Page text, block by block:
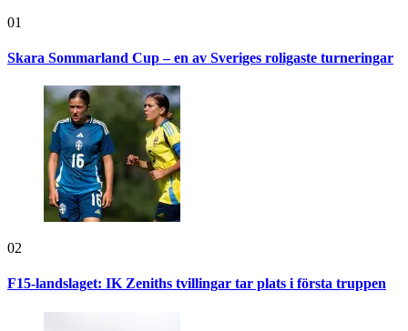
01
Skara Sommarland Cup – en av Sveriges roligaste turneringar
02
F15-landslaget: IK Zeniths tvillingar tar plats i första truppen